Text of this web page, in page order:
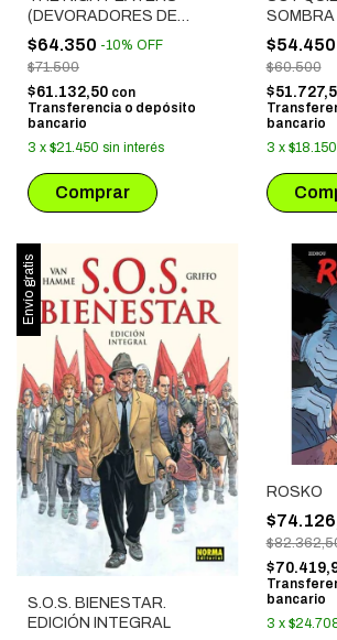
(DEVORADORES DE
NOCHES) 1. LA QUE
DEVORA LA NOCHE
$64.350 -10% OFF
$71.500
$61.132,50 con
Transferencia o depósito
bancario
3 x $21.450 sin interés
SOMBRA
$54.450
$60.500
bancario
3 x $18.150
Envío gratis
S.O.S. BIENESTAR.
EDICIÓN INTEGRAL
ROSKO
bancario
3 x